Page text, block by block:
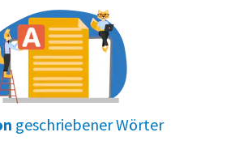
geschriebener Wörter